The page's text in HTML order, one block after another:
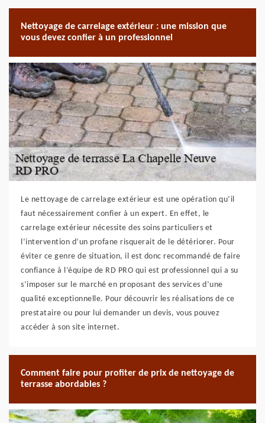
Nettoyage de carrelage extérieur : une mission que
vous devez confier à un professionnel
Le nettoyage de carrelage extérieur est une opération qu’il
faut nécessairement confier à un expert. En effet, le
carrelage extérieur nécessite des soins particuliers et
l’intervention d’un profane risquerait de le détériorer. Pour
éviter ce genre de situation, il est donc recommandé de faire
confiance à l’équipe de RD PRO qui est professionnel qui a su
s’imposer sur le marché en proposant des services d’une
qualité exceptionnelle. Pour découvrir les réalisations de ce
prestataire ou pour lui demander un devis, vous pouvez
accéder à son site internet.
Comment faire pour profiter de prix de nettoyage de
terrasse abordables ?